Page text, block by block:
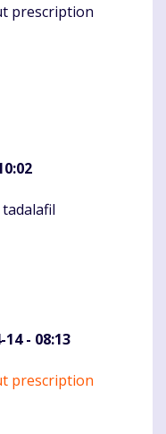
prescription
14 - 08:13
prescription